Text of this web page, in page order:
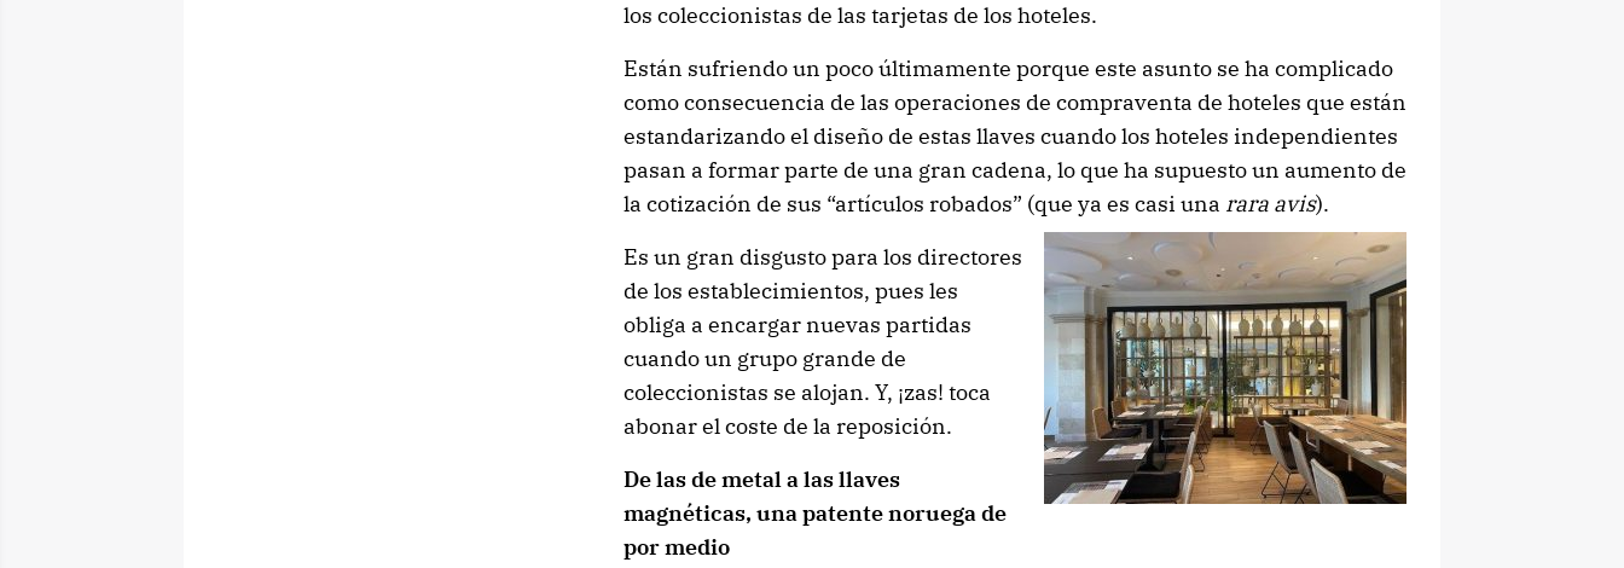
los coleccionistas de las tarjetas de los hoteles.
Están sufriendo un poco últimamente porque este asunto se ha complicado
como consecuencia de las operaciones de compraventa de hoteles que están
estandarizando el diseño de estas llaves cuando los hoteles independientes
pasan a formar parte de una gran cadena, lo que ha supuesto un aumento de
la cotización de sus “artículos robados” (que ya es casi una rara avis).
Es un gran disgusto para los directores
de los establecimientos, pues les
obliga a encargar nuevas partidas
cuando un grupo grande de
coleccionistas se alojan. Y, ¡zas! toca
abonar el coste de la reposición.
De las de metal a las llaves
magnéticas, una patente noruega de
por medio